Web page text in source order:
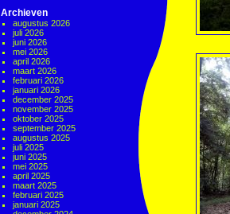
Archieven
augustus 2026
juli 2026
juni 2026
mei 2026
april 2026
maart 2026
februari 2026
januari 2026
december 2025
november 2025
oktober 2025
september 2025
augustus 2025
juli 2025
juni 2025
mei 2025
april 2025
maart 2025
februari 2025
januari 2025